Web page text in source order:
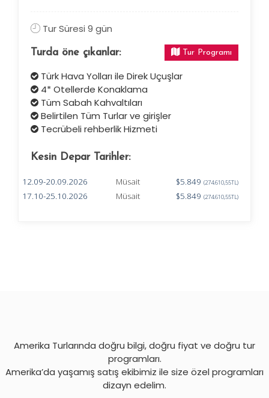
Tur Süresi 9 gün
Turda öne çıkanlar: Tur Programı
Türk Hava Yolları ile Direk Uçuşlar
4* Otellerde Konaklama
Tüm Sabah Kahvaltıları
Belirtilen Tüm Turlar ve girişler
Tecrübeli rehberlik Hizmeti
Kesin Depar Tarihler:
12.09-20.09.2026 Müsait $5.849 (274.610,55TL)
17.10-25.10.2026 Müsait $5.849 (274.610,55TL)
Amerika Turlarında doğru bilgi, doğru fiyat ve doğru tur
programları.
Amerika’da yaşamış satış ekibimiz ile size özel programları
dizayn edelim.